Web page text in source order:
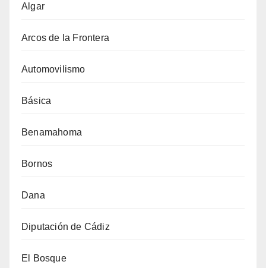
Algar
Arcos de la Frontera
Automovilismo
Básica
Benamahoma
Bornos
Dana
Diputación de Cádiz
El Bosque